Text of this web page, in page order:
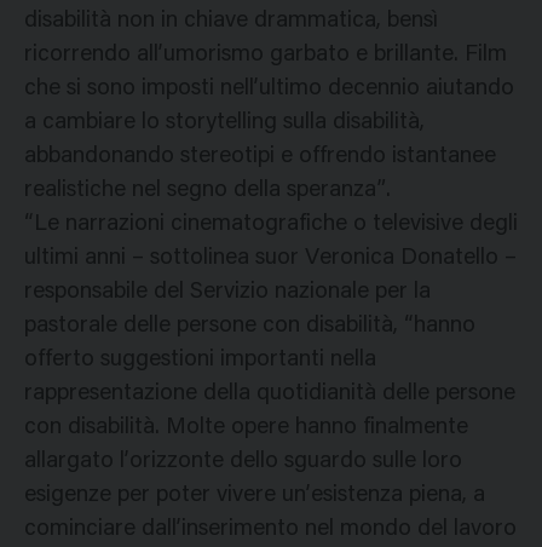
disabilità non in chiave drammatica, bensì
ricorrendo all’umorismo garbato e brillante. Film
che si sono imposti nell’ultimo decennio aiutando
a cambiare lo storytelling sulla disabilità,
abbandonando stereotipi e offrendo istantanee
realistiche nel segno della speranza”.
“Le narrazioni cinematografiche o televisive degli
ultimi anni – sottolinea suor Veronica Donatello –
responsabile del Servizio nazionale per la
pastorale delle persone con disabilità, “hanno
offerto suggestioni importanti nella
rappresentazione della quotidianità delle persone
con disabilità. Molte opere hanno finalmente
allargato l’orizzonte dello sguardo sulle loro
esigenze per poter vivere un’esistenza piena, a
cominciare dall’inserimento nel mondo del lavoro